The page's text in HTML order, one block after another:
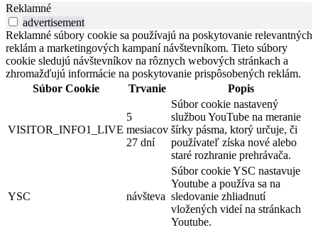
Reklamné
advertisement
Reklamné súbory cookie sa používajú na poskytovanie relevantných
reklám a marketingových kampaní návštevníkom. Tieto súbory
cookie sledujú návštevníkov na rôznych webových stránkach a
zhromažďujú informácie na poskytovanie prispôsobených reklám.
Súbor Cookie
Trvanie Popis
VISITOR_INFO1_LIVE
5
mesiacov
27 dní
Súbor cookie nastavený
službou YouTube na meranie
šírky pásma, ktorý určuje, či
používateľ získa nové alebo
staré rozhranie prehrávača.
YSC návšteva
Súbor cookie YSC nastavuje
Youtube a používa sa na
sledovanie zhliadnutí
vložených videí na stránkach
Youtube.